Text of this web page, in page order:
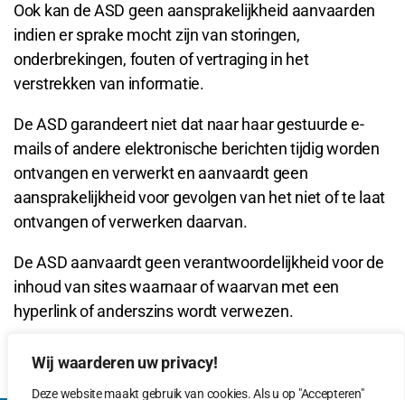
Wij waarderen uw privacy!
Deze website maakt gebruik van cookies. Als u op "Accepteren"
Ook kan de ASD geen aansprakelijkheid aanvaarden
indien er sprake mocht zijn van storingen,
onderbrekingen, fouten of vertraging in het
verstrekken van informatie.
De ASD garandeert niet dat naar haar gestuurde e-
mails of andere elektronische berichten tijdig worden
ontvangen en verwerkt en aanvaardt geen
aansprakelijkheid voor gevolgen van het niet of te laat
ontvangen of verwerken daarvan.
De ASD aanvaardt geen verantwoordelijkheid voor de
inhoud van sites waarnaar of waarvan met een
hyperlink of anderszins wordt verwezen.